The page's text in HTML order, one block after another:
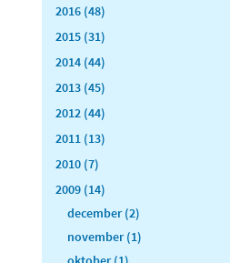
2016 (48)
2015 (31)
2014 (44)
2013 (45)
2012 (44)
2011 (13)
2010 (7)
2009 (14)
december (2)
november (1)